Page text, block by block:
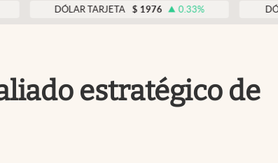
DÓLAR TARJETA $ 1976 0.33% DÓLAR MEP
estratégico de